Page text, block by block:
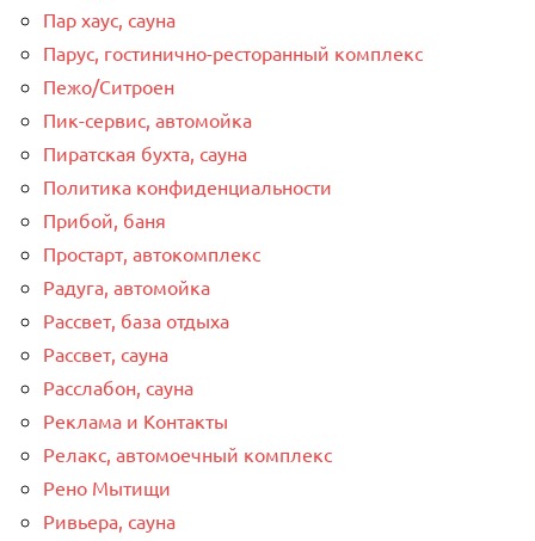
Пар хаус, сауна
Парус, гостинично-ресторанный комплекс
Пежо/Ситроен
Пик-сервис, автомойка
Пиратская бухта, сауна
Политика конфиденциальности
Прибой, баня
Простарт, автокомплекс
Радуга, автомойка
Рассвет, база отдыха
Рассвет, сауна
Расслабон, сауна
Реклама и Контакты
Релакс, автомоечный комплекс
Рено Мытищи
Ривьера, сауна